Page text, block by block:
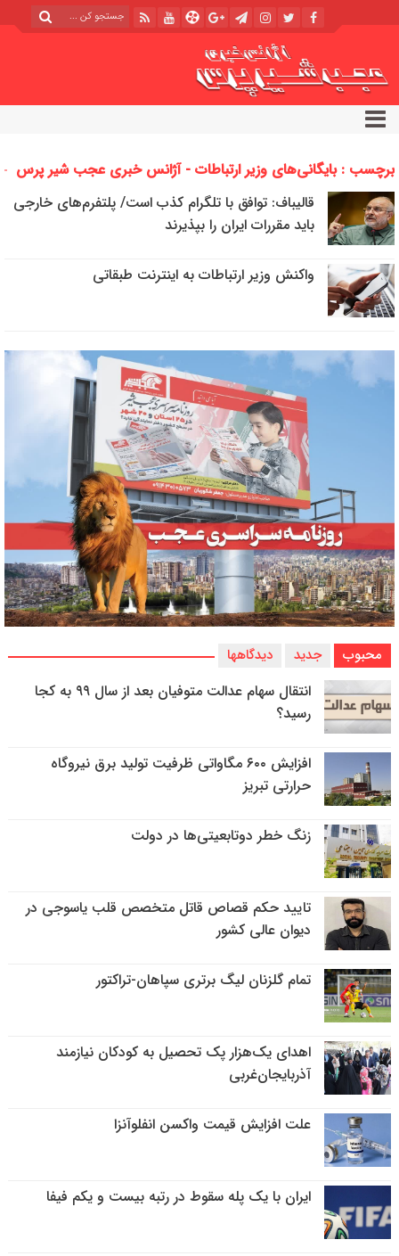
برچسب : بایگانی‌های وزیر ارتباطات - آژانس خبری عجب شیر پرس
قالیباف: توافق با تلگرام کذب است/ پلتفرم‌های خارجی
باید مقررات ایران را بپذیرند
واکنش وزیر ارتباطات به اینترنت طبقاتی
محبوب جدید دیدگاهها
انتقال سهام عدالت متوفیان بعد از سال ۹۹ به کجا
رسید؟
افزایش ۶۰۰ مگاواتی ظرفیت تولید برق نیروگاه
حرارتی تبریز
زنگ خطر دوتابعیتی‌ها در دولت
تایید حکم قصاص قاتل متخصص قلب یاسوجی در
دیوان عالی کشور
تمام گلزنان لیگ‌ برتری سپاهان-تراکتور
اهدای یک‌هزار پک تحصیل به کودکان نیازمند
آذربایجان‌غربی
علت افزایش قیمت واکسن انفلوآنزا
ایران با یک پله سقوط در رتبه بیست و یکم فیفا